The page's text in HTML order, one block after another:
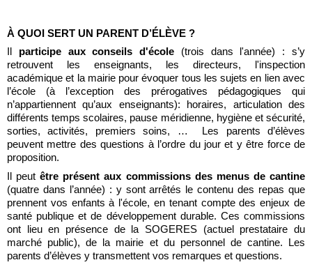
À QUOI SERT UN PARENT D’ÉLÈVE ?
Il participe aux conseils d'école (trois dans l'année) : s’y
retrouvent les enseignants, les directeurs, l'inspection
académique et la mairie pour évoquer tous les sujets en lien avec
l’école (à l’exception des prérogatives pédagogiques qui
n’appartiennent qu’aux enseignants): horaires, articulation des
différents temps scolaires, pause méridienne, hygiène et sécurité,
sorties, activités, premiers soins, …  Les parents d’élèves
peuvent mettre des questions à l’ordre du jour et y être force de
proposition.
Il peut être présent aux commissions des menus de cantine
(quatre dans l’année) : y sont arrêtés le contenu des repas que
prennent vos enfants à l'école, en tenant compte des enjeux de
santé publique et de développement durable. Ces commissions
ont lieu en présence de la SOGERES (actuel prestataire du
marché public), de la mairie et du personnel de cantine. Les
parents d’élèves y transmettent vos remarques et questions.